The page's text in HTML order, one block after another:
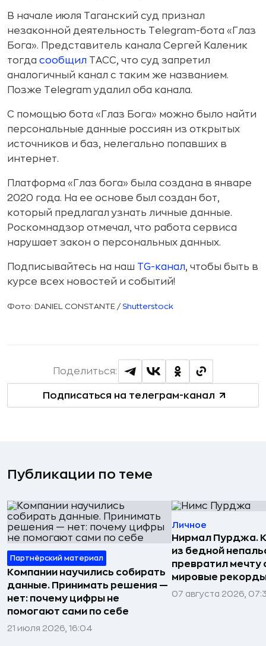
В начале июля Таганский суд признал
незаконной деятельность Telegram-бота «Глаз
Бога». Представитель канала Сергей Каленик
тогда сообщил ТАСС, что суд запретил
аналогичный канал с таким же названием.
Позже Telegram удалил оба канала.
С помощью бота «Глаз Бога» можно было найти
персональные данные россиян из открытых
источников и баз, нелегально попавших в
интернет.
Платформа «Глаз бога» была создана в январе
2020 года. На ее основе был создан бот,
который предлагал узнать личные данные.
Роскомнадзор отмечал, что работа сервиса
нарушает закон о персональных данных.
Подписывайтесь на наш TG-канал, чтобы быть в
курсе всех новостей и событий!
Фото: DANIEL CONSTANTE / Shutterstock
Подписаться на телеграм-канал
Поделиться:
Публикации по теме
Партнёрский материал
Компании научились собирать
данные. Принимать решения —
нет: почему цифры не
помогают сами по себе
21 июля 2026, 16:04
Личное
Нирмал Пурджа.
из бедной
превратил мечту
мировые рекорды
07 августа 2026,